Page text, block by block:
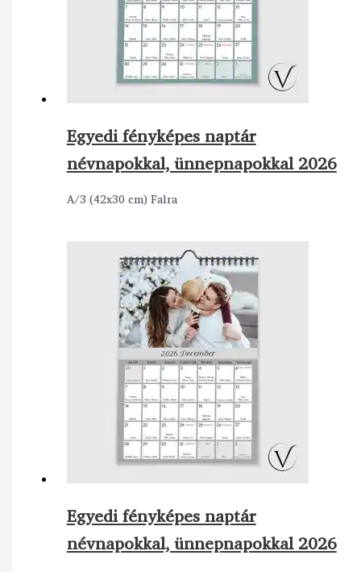
Egyedi fényképes naptár
névnapokkal, ünnepnapokkal 2026
A/3 (42x30 cm) Falra
Egyedi fényképes naptár
névnapokkal, ünnepnapokkal 2026